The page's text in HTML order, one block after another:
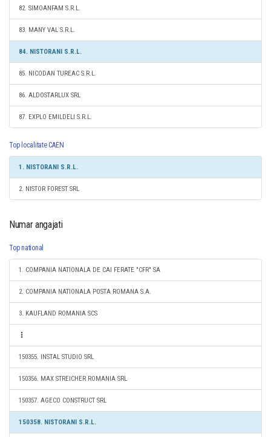
82. SIMOANFAM S.R.L.
83. MANY VAL S.R.L.
84. NISTORANI S.R.L.
85. NICODAN TUREAC S.R.L.
86. ALDOSTARLUX SRL
87. EXPLO EMILDELI S.R.L.
Top localitate CAEN
1. NISTORANI S.R.L.
2. NISTOR FOREST SRL
Numar angajati
Top national
1. COMPANIA NATIONALA DE CAI FERATE "CFR" SA
2. COMPANIA NATIONALA POSTA ROMANA S.A.
3. KAUFLAND ROMANIA SCS
150355. INSTAL STUDIO SRL
150356. MAX STREICHER ROMANIA SRL
150357. AGECO CONSTRUCT SRL
150358. NISTORANI S.R.L.